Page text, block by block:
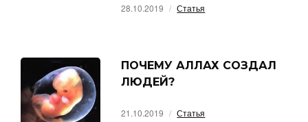
28.10.2019 Статья
ПОЧЕМУ АЛЛАХ СОЗДАЛ
ЛЮДЕЙ?
21.10.2019 Статья